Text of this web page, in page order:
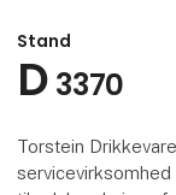
Stand
D 3370
Torstein